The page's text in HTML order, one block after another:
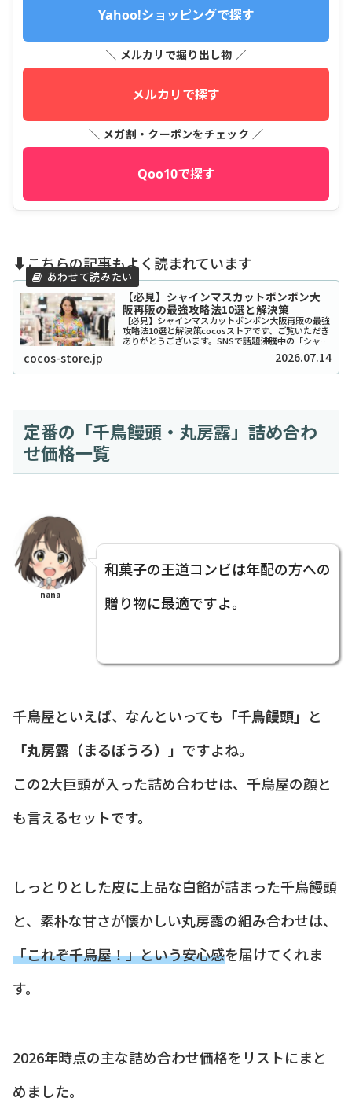
Yahoo!ショッピングで探す
＼ メルカリで掘り出し物 ／
メルカリで探す
＼ メガ割・クーポンをチェック ／
Qoo10で探す
⬇️こちらの記事もよく読まれています
【必見】シャインマスカットボンボン大
阪再販の最強攻略法10選と解決策
【必見】シャインマスカットボンボン大阪再販の最強
攻略法10選と解決策cocosストアです、ご覧いただき
ありがとうございます。SNSで話題沸騰中の「シャイ
ンマスカットボンボン」、大阪でも探し回っている方
が本当に多いですよね。2026年現在もそ...
cocos-store.jp 2026.07.14
定番の「千鳥饅頭・丸房露」詰め合わ
せ価格一覧
nana
和菓子の王道コンビは年配の方への
贈り物に最適ですよ。
千鳥屋といえば、なんといっても 「千鳥饅頭」 と
「丸房露（まるぼうろ）」 ですよね。
この2大巨頭が入った詰め合わせは、千鳥屋の顔と
も言えるセットです。
しっとりとした皮に上品な白餡が詰まった千鳥饅頭
と、素朴な甘さが懐かしい丸房露の組み合わせは、
「これぞ千鳥屋！」という安心感を届けてくれま
す。
2026年時点の主な詰め合わせ価格をリストにまと
めました。